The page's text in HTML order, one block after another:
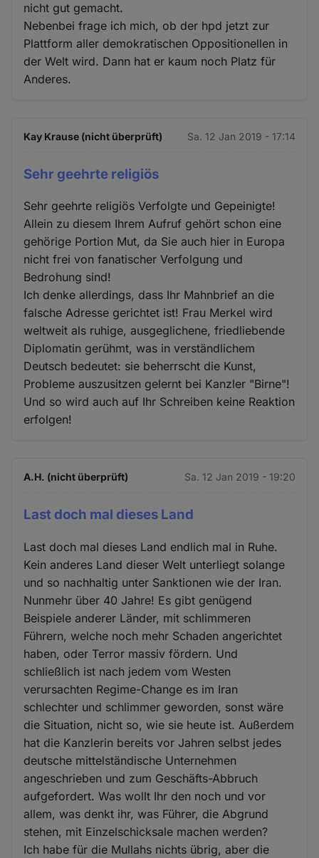
nicht gut gemacht.
Nebenbei frage ich mich, ob der hpd jetzt zur
Plattform aller demokratischen Oppositionellen in
der Welt wird. Dann hat er kaum noch Platz für
Anderes.
Kay Krause (nicht überprüft) Sa. 12 Jan 2019 - 17:14
Sehr geehrte religiös
Sehr geehrte religiös Verfolgte und Gepeinigte!
Allein zu diesem Ihrem Aufruf gehört schon eine
gehörige Portion Mut, da Sie auch hier in Europa
nicht frei von fanatischer Verfolgung und
Bedrohung sind!
Ich denke allerdings, dass Ihr Mahnbrief an die
falsche Adresse gerichtet ist! Frau Merkel wird
weltweit als ruhige, ausgeglichene, friedliebende
Diplomatin gerühmt, was in verständlichem
Deutsch bedeutet: sie beherrscht die Kunst,
Probleme auszusitzen gelernt bei Kanzler "Birne"!
Und so wird auch auf Ihr Schreiben keine Reaktion
erfolgen!
A.H. (nicht überprüft) Sa. 12 Jan 2019 - 19:20
Last doch mal dieses Land
Last doch mal dieses Land endlich mal in Ruhe.
Kein anderes Land dieser Welt unterliegt solange
und so nachhaltig unter Sanktionen wie der Iran.
Nunmehr über 40 Jahre! Es gibt genügend
Beispiele anderer Länder, mit schlimmeren
Führern, welche noch mehr Schaden angerichtet
haben, oder Terror massiv fördern. Und
schließlich ist nach jedem vom Westen
verursachten Regime-Change es im Iran
schlechter und schlimmer geworden, sonst wäre
die Situation, nicht so, wie sie heute ist. Außerdem
hat die Kanzlerin bereits vor Jahren selbst jedes
deutsche mittelständische Unternehmen
angeschrieben und zum Geschäfts-Abbruch
aufgefordert. Was wollt Ihr den noch und vor
allem, was denkt ihr, was Führer, die Abgrund
stehen, mit Einzelschicksale machen werden?
Ich habe für die Mullahs nichts übrig, aber die